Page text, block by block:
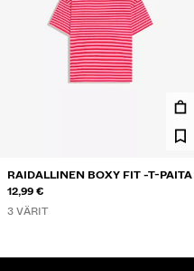
RAIDALLINEN BOXY FIT -T-PAITA
12,99 €
3 VÄRIT